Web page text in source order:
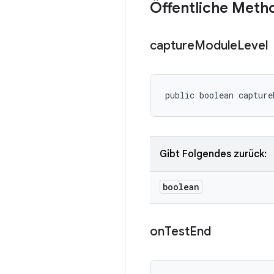
Öffentliche
captureModuleLevel
public boolean
Gibt Folgendes zurück:
boolean
onTestEnd